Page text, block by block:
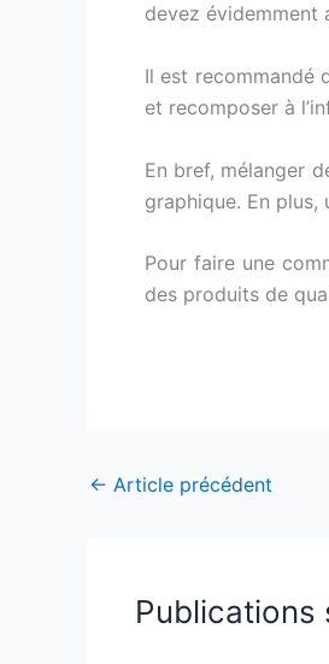
devez évidemment
Il est recommandé
et recomposer à
En bref, mélanger
graphique. En
Pour faire une
des produits de
← Article précédent
Publications